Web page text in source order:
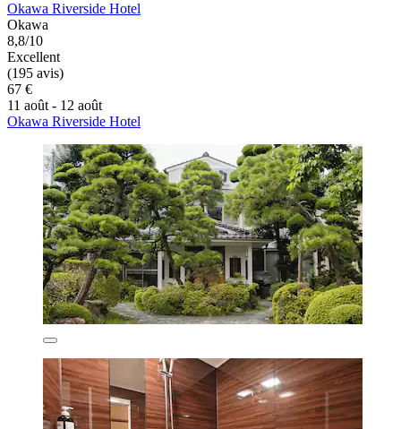
Okawa Riverside Hotel
Okawa
8,8/10
Excellent
(195 avis)
67 €
11 août - 12 août
Okawa Riverside Hotel